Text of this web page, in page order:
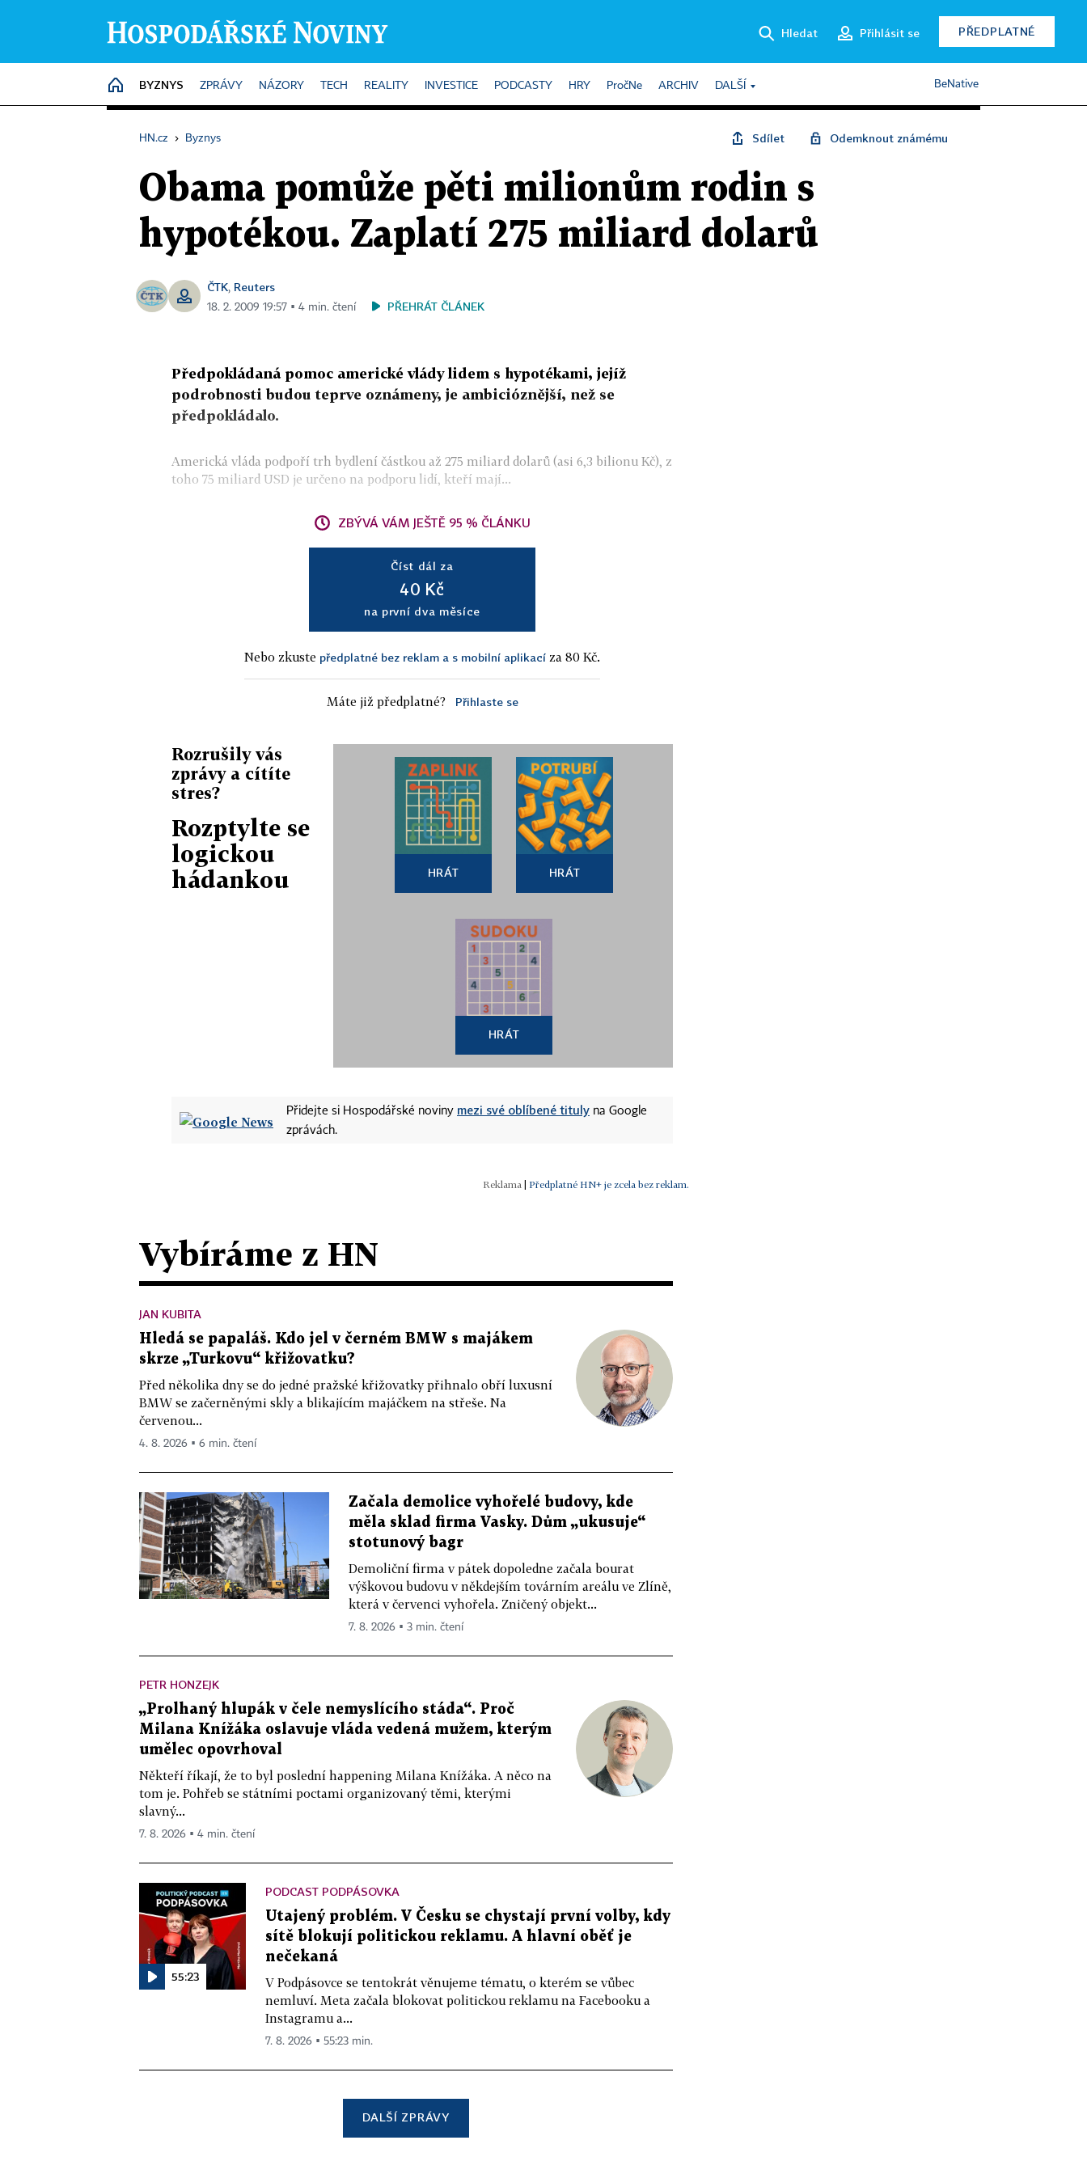
Hledat Přihlásit se PŘEDPLATNÉ
HOME
BYZNYS ZPRÁVY NÁZORY TECH REALITY INVESTICE PODCASTY HRY PročNe ARCHIV DALŠÍ BeNative
HN.cz › Byznys Sdílet Odemknout známému
Obama pomůže pěti milionům rodin s
hypotékou. Zaplatí 275 miliard dolarů
ČTK, Reuters
18. 2. 2009 19:57 ▪ 4 min. čtení PŘEHRÁT ČLÁNEK
Předpokládaná pomoc americké vlády lidem s hypotékami, jejíž
podrobnosti budou teprve oznámeny, je ambicióznější, než se
předpokládalo.
Americká vláda podpoří trh bydlení částkou až 275 miliard dolarů (asi 6,3 bilionu Kč), z
toho 75 miliard USD je určeno na podporu lidí, kteří mají...
ZBÝVÁ VÁM JEŠTĚ 95 % ČLÁNKU
Číst dál za
40 Kč
na první dva měsíce
Nebo zkuste předplatné bez reklam a s mobilní aplikací za 80 Kč.
Máte již předplatné? Přihlaste se
Rozrušily vás
zprávy a cítíte
stres?
Rozptylte se
logickou
hádankou
HRÁT HRÁT
HRÁT
Přidejte si Hospodářské noviny mezi své oblíbené tituly na Google
zprávách.
Předplatné HN+ je zcela bez reklam.
Vybíráme z HN
JAN KUBITA
Hledá se papaláš. Kdo jel v černém BMW s majákem
skrze „Turkovu“ křižovatku?
Před několika dny se do jedné pražské křižovatky přihnalo obří luxusní
BMW se začerněnými skly a blikajícím majáčkem na střeše. Na
červenou...
4. 8. 2026 ▪ 6 min. čtení
Začala demolice vyhořelé budovy, kde
měla sklad firma Vasky. Dům „ukusuje“
stotunový bagr
Demoliční firma v pátek dopoledne začala bourat
výškovou budovu v někdejším továrním areálu ve Zlíně,
která v červenci vyhořela. Zničený objekt...
7. 8. 2026 ▪ 3 min. čtení
PETR HONZEJK
„Prolhaný hlupák v čele nemyslícího stáda“. Proč
Milana Knížáka oslavuje vláda vedená mužem, kterým
umělec opovrhoval
Někteří říkají, že to byl poslední happening Milana Knížáka. A něco na
tom je. Pohřeb se státními poctami organizovaný těmi, kterými
slavný...
7. 8. 2026 ▪ 4 min. čtení
55:23
PODCAST PODPÁSOVKA
Utajený problém. V Česku se chystají první volby, kdy
sítě blokují politickou reklamu. A hlavní oběť je
nečekaná
V Podpásovce se tentokrát věnujeme tématu, o kterém se vůbec
nemluví. Meta začala blokovat politickou reklamu na Facebooku a
Instagramu a...
7. 8. 2026 ▪ 55:23 min.
DALŠÍ ZPRÁVY